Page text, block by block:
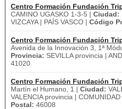
Centro Formación Fundación
CAMINO UGASKO 1-3-5 | Ciudad:
VIZCAYA | PAÍS VASCO | Código
Centro Formación Fundación
Avenida de la Innovación 3, 1ª
Provincia: SEVILLA provincia |
41020
Centro Formación Fundación
Martín el Humano, 1 | Ciudad:
VALENCIA provincia | COMUNIDAD
Postal: 46008